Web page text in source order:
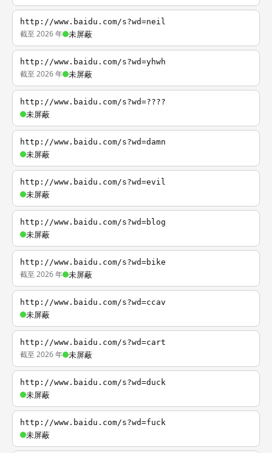
http://www.baidu.com/s?wd=neil
截至 2026 年 未屏蔽
http://www.baidu.com/s?wd=yhwh
截至 2026 年 未屏蔽
http://www.baidu.com/s?wd=????
未屏蔽
http://www.baidu.com/s?wd=damn
未屏蔽
http://www.baidu.com/s?wd=evil
未屏蔽
http://www.baidu.com/s?wd=blog
未屏蔽
http://www.baidu.com/s?wd=bike
截至 2026 年 未屏蔽
http://www.baidu.com/s?wd=ccav
未屏蔽
http://www.baidu.com/s?wd=cart
截至 2026 年 未屏蔽
http://www.baidu.com/s?wd=duck
未屏蔽
http://www.baidu.com/s?wd=fuck
未屏蔽